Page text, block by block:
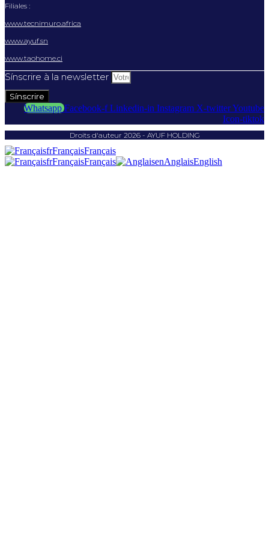
Filiales :
www.tecnimuro.africa
www.ayuf.sn
www.taohome.ci
Sínscrire à la newsletter
Sínscrire
Whatsapp Facebook-f Linkedin-in Instagram X-twitterYoutube
Icon-tiktok
Droits d'auteur 2026 - AYUF HOLDING
frFrançaisFrançais
frFrançaisFrançais enAnglaisEnglish